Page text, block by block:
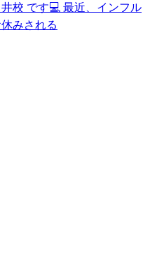
校 です💻 最近、インフル
みされる